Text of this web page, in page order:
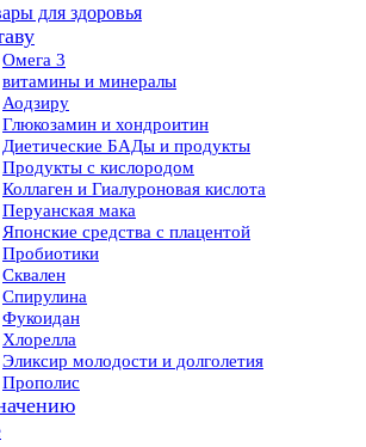
для здоровья
Омега 3
витамины и минералы
Аодзиру
Глюкозамин и хондроитин
Диетические БАДы и продукты
Продукты с кислородом
Коллаген и Гиалуроновая кислота
Перуанская мака
Японские средства с плацентой
Пробиотики
Сквален
Спирулина
Фукоидан
Хлорелла
Эликсир молодости и долголетия
Прополис